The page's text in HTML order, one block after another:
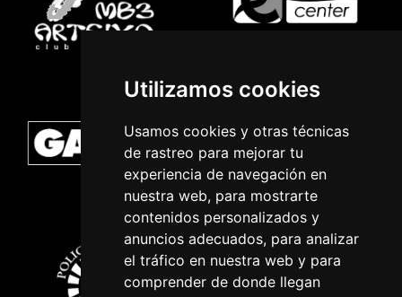
Utilizamos cookies
Usamos cookies y otras técnicas
de rastreo para mejorar tu
experiencia de navegación en
nuestra web, para mostrarte
contenidos personalizados y
anuncios adecuados, para analizar
el tráfico en nuestra web y para
comprender de donde llegan